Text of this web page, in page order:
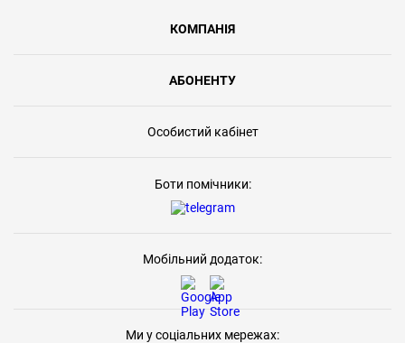
КОМПАНІЯ
АБОНЕНТУ
Особистий кабінет
Боти помічники:
Мобільний додаток:
Ми у соціальних мережах: